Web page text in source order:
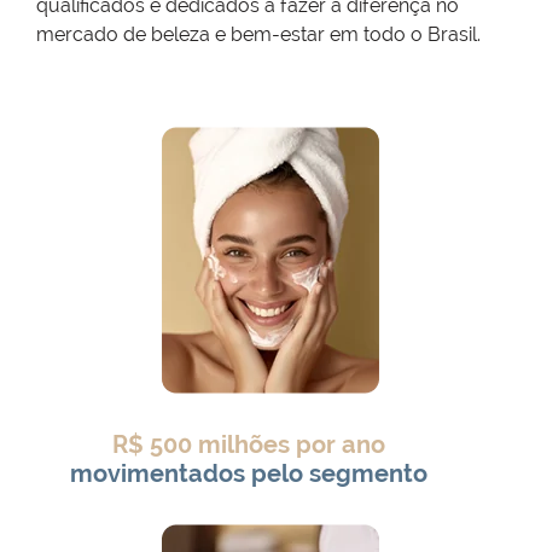
qualificados e dedicados a fazer a diferença no
mercado de beleza e bem-estar em todo o Brasil.
R$ 500 milhões por ano
movimentados pelo segmento